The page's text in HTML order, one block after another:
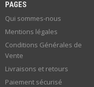
PAGES
Qui sommes-nous
Mentions légales
Conditions Générales de
Vente
Livraisons et retours
Paiement sécurisé